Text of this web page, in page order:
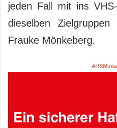
jeden Fall mit ins
dieselben Zielgruppen
Frauke Mönkeberg.